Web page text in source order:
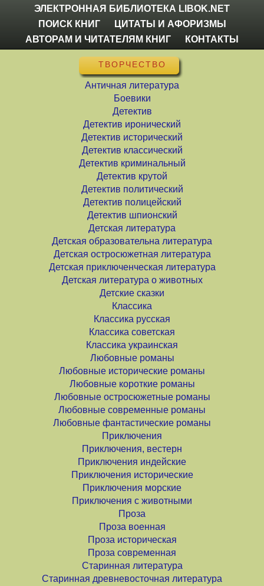
ЭЛЕКТРОННАЯ БИБЛИОТЕКА LIBOK.NET
ПОИСК КНИГ
ЦИТАТЫ И АФОРИЗМЫ
АВТОРАМ И ЧИТАТЕЛЯМ КНИГ
КОНТАКТЫ
ТВОРЧЕСТВО
Античная литература
Боевики
Детектив
Детектив иронический
Детектив исторический
Детектив классический
Детектив криминальный
Детектив крутой
Детектив политический
Детектив полицейский
Детектив шпионский
Детская литература
Детская образовательна литература
Детская остросюжетная литература
Детская приключенческая литература
Детская литература о животных
Детские сказки
Классика
Классика русская
Классика советская
Классика украинская
Любовные романы
Любовные исторические романы
Любовные короткие романы
Любовные остросюжетные романы
Любовные современные романы
Любовные фантастические романы
Приключения
Приключения, вестерн
Приключения индейские
Приключения исторические
Приключения морские
Приключения с животными
Проза
Проза военная
Проза историческая
Проза современная
Старинная литература
Старинная древневосточная литература